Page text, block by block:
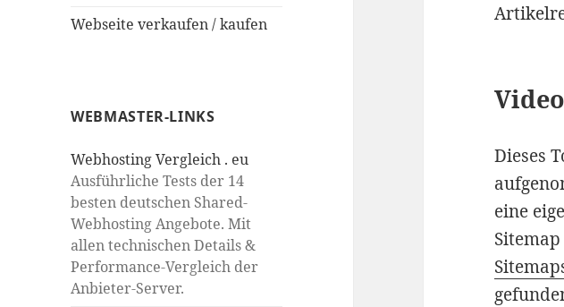
Webseite verkaufen / kaufen
WEBMASTER-LINKS
Webhosting Vergleich . eu
Ausführliche Tests der 14
besten deutschen Shared-
Webhosting Angebote. Mit
allen technischen Details &
Performance-Vergleich der
Anbieter-Server.
Dieses
eine